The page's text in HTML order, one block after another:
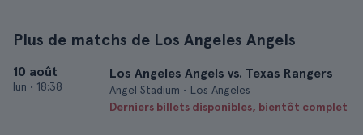
Plus de matchs de Los Angeles Angels
10 août
lun • 18:38
Los Angeles Angels vs. Texas Rangers
Angel Stadium • Los Angeles
Derniers billets disponibles, bientôt complet